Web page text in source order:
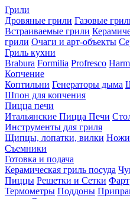
Грили
Дровяные грили Газовые
Встраиваемые грили
грили Очаги и арт-объекты
Гриль кухни
Brabura Formilia Profresco
Копчение
Коптильни Генераторы дыма
Шпон для копчения
Пицца печи
Итальянские Пицца Печи
Инструменты для гриля
Щипцы, лопатки, вилки
Съемники
Готовка и подача
Керамическая гриль посуда
Пиццы Решетки и Сетки
Термометры Поддоны